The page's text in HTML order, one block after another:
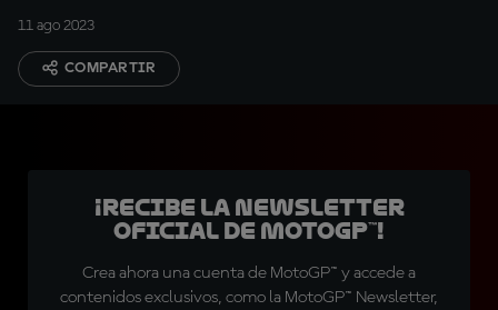
11 ago 2023
COMPARTIR
¡Recibe la Newsletter
oficial de MotoGP™!
Crea ahora una cuenta de MotoGP™ y accede a
contenidos exclusivos, como la MotoGP™ Newsletter,